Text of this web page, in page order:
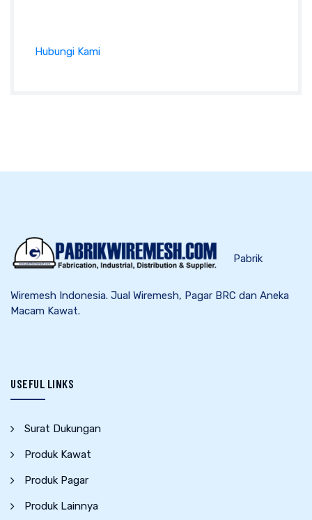
Hubungi Kami
Pabrik
Wiremesh Indonesia. Jual Wiremesh, Pagar BRC dan Aneka
Macam Kawat.
USEFUL LINKS
Surat Dukungan
Produk Kawat
Produk Pagar
Produk Lainnya